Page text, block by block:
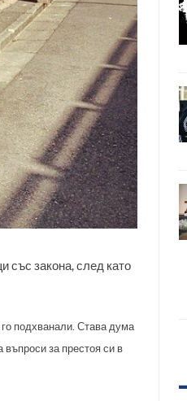
със закона, след като
подхванали. Става дума
въпроси за престоя си в